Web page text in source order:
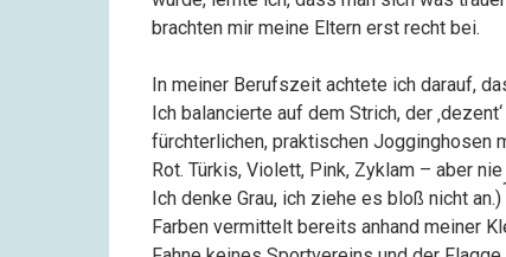
brachten mir meine Eltern erst recht bei.
In meiner Berufszeit achtete ich darauf,
Ich balancierte auf dem Strich, der
fürchterlichen, praktischen Jogginghosen
Rot. Türkis, Violett, Pink, Zyklam – aber
Ich denke Grau, ich ziehe es bloß nicht an.)
Farben vermittelt bereits anhand meiner